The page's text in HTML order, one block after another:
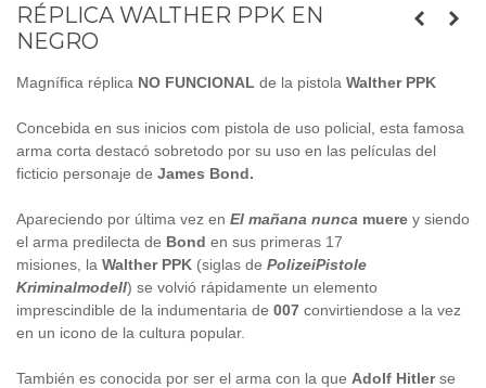
RÉPLICA WALTHER PPK EN
NEGRO
Magnífica réplica NO FUNCIONAL de la pistola Walther PPK
Concebida en sus inicios com pistola de uso policial, esta famosa
arma corta destacó sobretodo por su uso en las películas del
ficticio personaje de James Bond.
Apareciendo por última vez en El mañana nunca muere y siendo
el arma predilecta de Bond en sus primeras 17
misiones, la Walther PPK (siglas de PolizeiPistole
Kriminalmodell) se volvió rápidamente un elemento
imprescindible de la indumentaria de 007 convirtiendose a la vez
en un icono de la cultura popular.
También es conocida por ser el arma con la que Adolf Hitlerse